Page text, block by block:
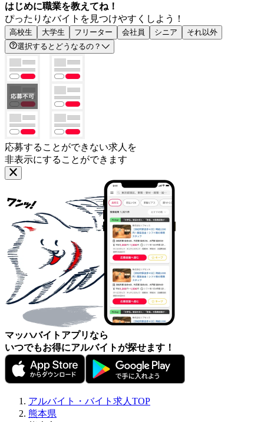
はじめに職業を教えてね！
ぴったりなバイトを見つけやすくしよう！
高校生 大学生 フリーター 会社員 シニア
それ以外
選択するとどうなるの？
応募することができない求人を
非表示にすることができます
マッハバイトアプリなら
いつでもお得にアルバイトが探せます！
アルバイト・バイト求人TOP
熊本県